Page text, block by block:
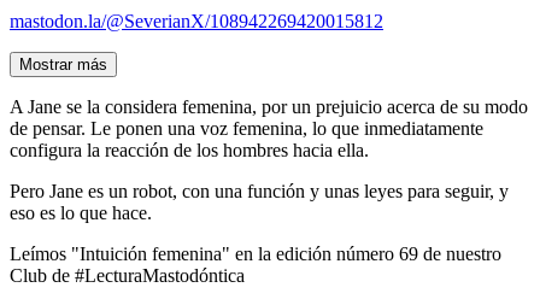
mastodon.la/@SeverianX/108942269420015812
Mostrar más
A Jane se la considera femenina, por un prejuicio acerca de su modo
de pensar. Le ponen una voz femenina, lo que inmediatamente
configura la reacción de los hombres hacia ella.
Pero Jane es un robot, con una función y unas leyes para seguir, y
eso es lo que hace.
Leímos "Intuición femenina" en la edición número 69 de nuestro
Club de #LecturaMastodóntica